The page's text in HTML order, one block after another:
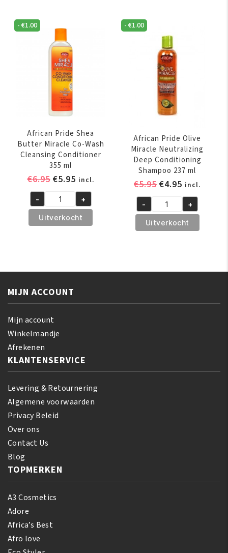
Conditioner
aantal
Maximum
Herbal
Strength
aantal
-€1.00
African Pride Shea
Butter Miracle Co-Wash
Cleansing Conditioner
355 ml
€6.95 Oorspronkelijke
was:
€6.95.
€5.95Huidige
prijs
is:
€5.95.
incl.
African
Pride
Shea
Cleansing
Conditioner
ml
aantal
- +
Uitverkocht
-€1.00
African Pride Olive
Miracle Neutralizing
Deep Conditioning
Shampoo 237 ml
€5.95
was:
€5.95.
€4.95 Huidige
prijs
is:
€4.95.
incl.
African
Pride
Olive
Deep
237
- +
Uitverkocht
MIJN ACCOUNT
Mijn account
Winkelmandje
Afrekenen
KLANTENSERVICE
Levering & Retournering
Algemene voorwaarden
Privacy Beleid
Over ons
Contact Us
Blog
TOPMERKEN
A3 Cosmetics
Adore
Africa’s Best
Afro love